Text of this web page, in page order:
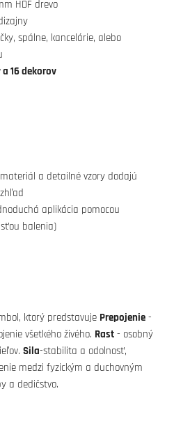
HDF drevo
spálne, kancelárie, alebo
16 dekorov
a detailné vzory dodajú
aplikácia pomocou
balenia)
ktorý predstavuje Prepojenie -
všetkého živého. Rast - osobný
Sila-stabilita a odolnosť,
medzi fyzickým a duchovným
a dedičstvo.